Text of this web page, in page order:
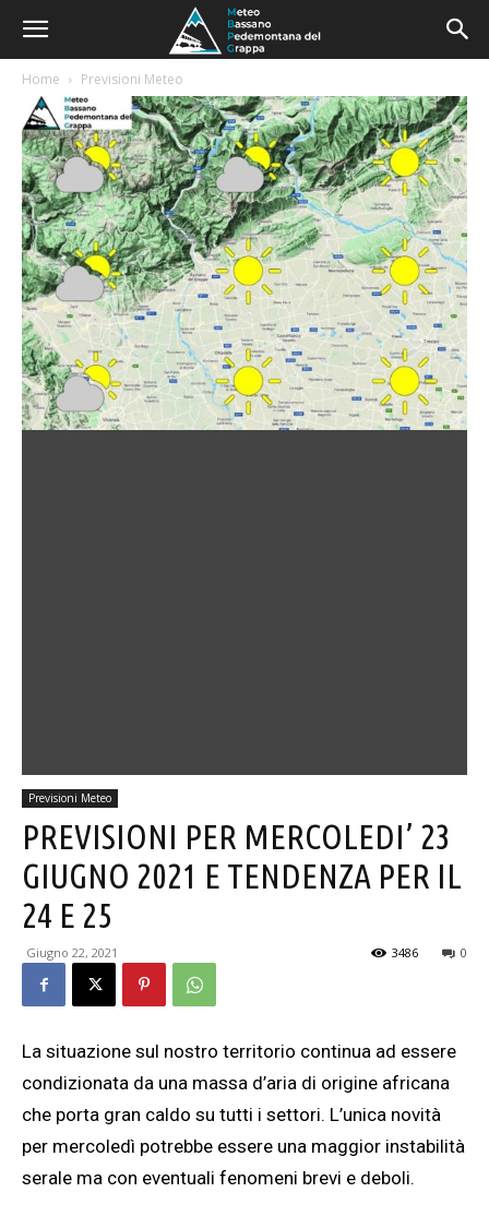
Home Previsioni Meteo
Previsioni Meteo
PREVISIONI PER MERCOLEDI’ 23
GIUGNO 2021 E TENDENZA PER IL
24 E 25
Giugno 22, 2021 0
3486
La situazione sul nostro territorio continua ad essere
condizionata da una massa d’aria di origine africana
che porta gran caldo su tutti i settori. L’unica novità
per mercoledì potrebbe essere una maggior instabilità
serale ma con eventuali fenomeni brevi e deboli.